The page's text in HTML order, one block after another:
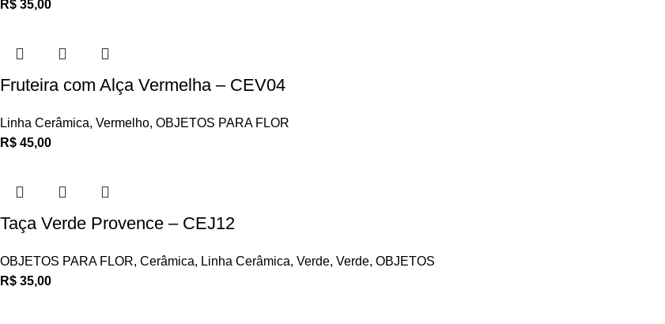
R$ 35,00
Fruteira com Alça Vermelha – CEV04
Linha Cerâmica, Vermelho, OBJETOS PARA FLOR
R$ 45,00
Taça Verde Provence – CEJ12
OBJETOS PARA FLOR, Cerâmica, Linha Cerâmica, Verde, Verde, OBJETOS
R$ 35,00